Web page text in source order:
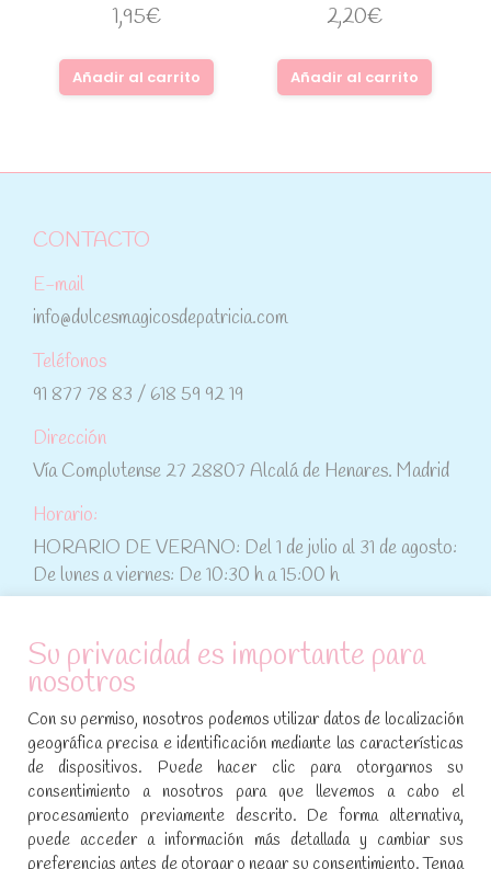
1,95€
Añadir al carrito
2,20€
Añadir al carrito
CONTACTO
E-mail
info@dulcesmagicosdepatricia.com
Teléfonos
91 877 78 83 / 618 59 92 19
Dirección
Vía Complutense 27 28807 Alcalá de Henares. Madrid
Horario:
HORARIO DE VERANO: Del 1 de julio al 31 de agosto:
De lunes a viernes: De 10:30 h a 15:00 h
ATENCIÓN AL CLIENTE
Condiciones de compra
Aviso legal y política de privacidad
Política de cookies
SÍGUENOS EN REDES SOCIALES
Su privacidad es importante para
nosotros
Con su permiso, nosotros podemos utilizar datos de localización
geográfica precisa e identificación mediante las características
de dispositivos. Puede hacer clic para otorgarnos su
consentimiento a nosotros para que llevemos a cabo el
procesamiento previamente descrito. De forma alternativa,
puede acceder a información más detallada y cambiar sus
preferencias antes de otorgar o negar su consentimiento. Tenga